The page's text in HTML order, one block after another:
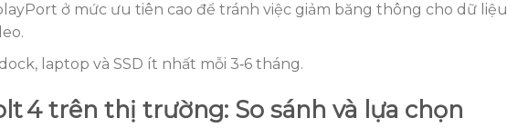
ở mức ưu tiên cao để tránh việc giảm băng thông cho dữ liệu
laptop và SSD ít nhất mỗi 3‑6 tháng.
4 trên thị trường: So sánh và lựa chọn